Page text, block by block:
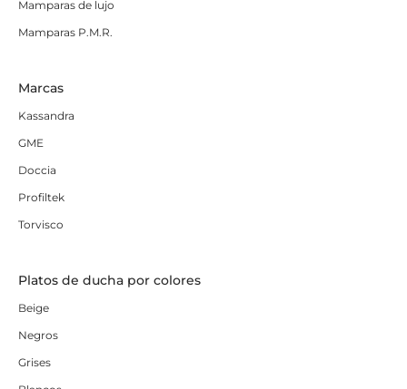
Mamparas de lujo
Mamparas P.M.R.
Marcas
Kassandra
GME
Doccia
Profiltek
Torvisco
Platos de ducha por colores
Beige
Negros
Grises